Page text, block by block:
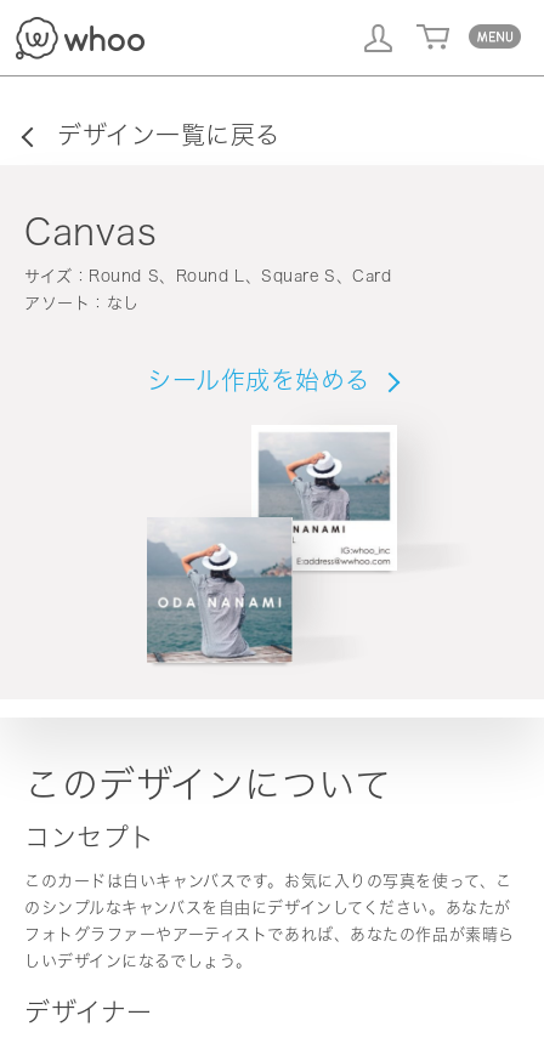
デザイン一覧に戻る
Canvas
サイズ：Round S、Round L、Square S、Card
アソート：なし
シール作成を始める
このデザインについて
コンセプト
このカードは白いキャンバスです。お気に入りの写真を使って、こ
のシンプルなキャンバスを自由にデザインしてください。あなたが
フォトグラファーやアーティストであれば、あなたの作品が素晴ら
しいデザインになるでしょう。
デザイナー